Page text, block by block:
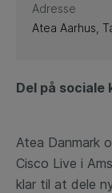
Atea Danmark
Cisco Live i
klar til at dele
Adresse
Atea Aarhus,
Del på sociale